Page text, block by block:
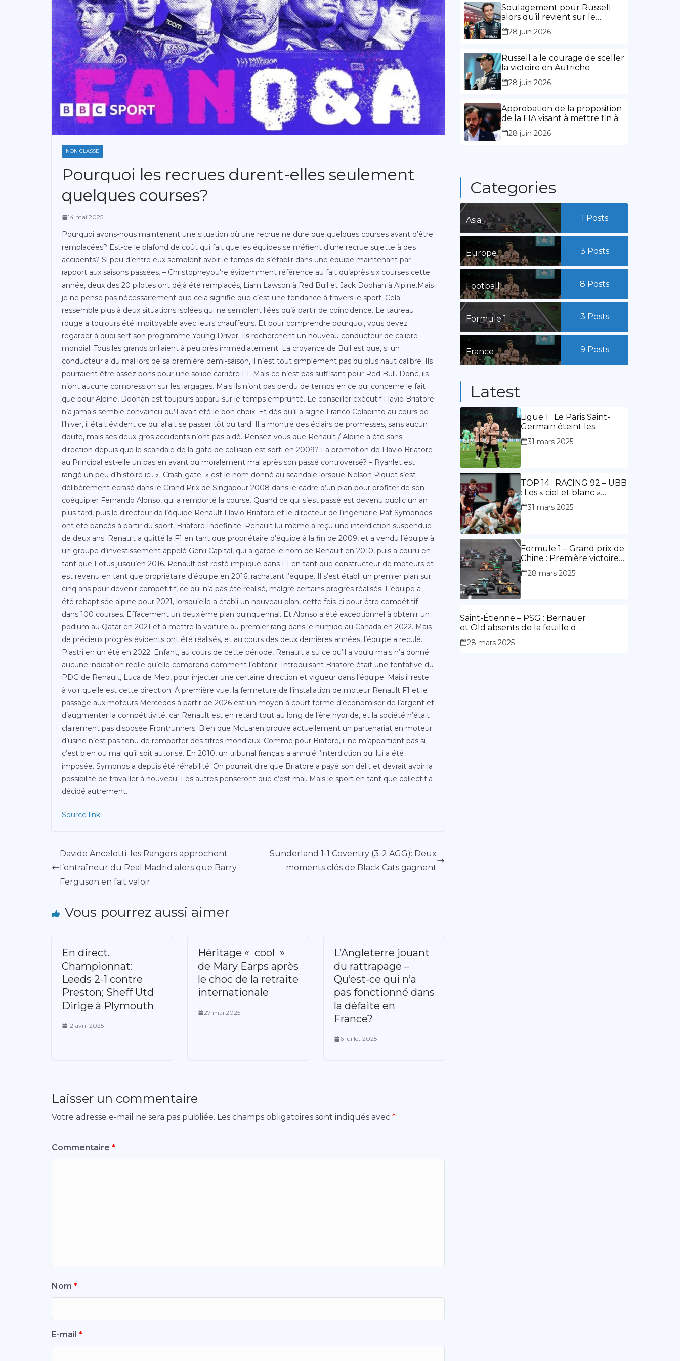
NON CLASSÉ
Pourquoi les recrues durent-elles seulement
quelques courses?
14 mai 2025
Pourquoi avons-nous maintenant une situation où une recrue ne dure que quelques courses avant d’être
remplacées? Est-ce le plafond de coût qui fait que les équipes se méfient d’une recrue sujette à des
accidents? Si peu d’entre eux semblent avoir le temps de s’établir dans une équipe maintenant par
rapport aux saisons passées. – Christopheyou’re évidemment référence au fait qu’après six courses cette
année, deux des 20 pilotes ont déjà été remplacés, Liam Lawson à Red Bull et Jack Doohan à Alpine.Mais
je ne pense pas nécessairement que cela signifie que c’est une tendance à travers le sport. Cela
ressemble plus à deux situations isolées qui ne semblent liées qu’à partir de coïncidence. Le taureau
rouge a toujours été impitoyable avec leurs chauffeurs. Et pour comprendre pourquoi, vous devez
regarder à quoi sert son programme Young Driver. Ils recherchent un nouveau conducteur de calibre
mondial. Tous les grands brillaient à peu près immédiatement. La croyance de Bull est que, si un
conducteur a du mal lors de sa première demi-saison, il n’est tout simplement pas du plus haut calibre. Ils
pourraient être assez bons pour une solide carrière F1. Mais ce n’est pas suffisant pour Red Bull. Donc, ils
n’ont aucune compression sur les largages. Mais ils n’ont pas perdu de temps en ce qui concerne le fait
que pour Alpine, Doohan est toujours apparu sur le temps emprunté. Le conseiller exécutif Flavio Briatore
n’a jamais semblé convaincu qu’il avait été le bon choix. Et dès qu’il a signé Franco Colapinto au cours de
l’hiver, il était évident ce qui allait se passer tôt ou tard. Il a montré des éclairs de promesses, sans aucun
doute, mais ses deux gros accidents n’ont pas aidé. Pensez-vous que Renault / Alpine a été sans
direction depuis que le scandale de la gate de collision est sorti en 2009? La promotion de Flavio Briatore
au Principal est-elle un pas en avant ou moralement mal après son passé controversé? – Ryanlet est
rangé un peu d’histoire ici. « Crash-gate » est le nom donné au scandale lorsque Nelson Piquet s’est
délibérément écrasé dans le Grand Prix de Singapour 2008 dans le cadre d’un plan pour profiter de son
coéquipier Fernando Alonso, qui a remporté la course. Quand ce qui s’est passé est devenu public un an
plus tard, puis le directeur de l’équipe Renault Flavio Briatore et le directeur de l’ingénierie Pat Symondes
ont été bancés à partir du sport, Briatore Indefinite. Renault lui-même a reçu une interdiction suspendue
de deux ans. Renault a quitté la F1 en tant que propriétaire d’équipe à la fin de 2009, et a vendu l’équipe à
un groupe d’investissement appelé Genii Capital, qui a gardé le nom de Renault en 2010, puis a couru en
tant que Lotus jusqu’en 2016. Renault est resté impliqué dans F1 en tant que constructeur de moteurs et
est revenu en tant que propriétaire d’équipe en 2016, rachatant l’équipe. Il s’est établi un premier plan sur
cinq ans pour devenir compétitif, ce qui n’a pas été réalisé, malgré certains progrès réalisés. L’équipe a
été rebaptisée alpine pour 2021, lorsqu’elle a établi un nouveau plan, cette fois-ci pour être compétitif
dans 100 courses. Effacement un deuxième plan quinquennal. Et Alonso a été exceptionnel à obtenir un
podium au Qatar en 2021 et à mettre la voiture au premier rang dans le humide au Canada en 2022. Mais
de précieux progrès évidents ont été réalisés, et au cours des deux dernières années, l’équipe a reculé.
Piastri en un été en 2022. Enfant, au cours de cette période, Renault a su ce qu’il a voulu mais n’a donné
aucune indication réelle qu’elle comprend comment l’obtenir. Introduisant Briatore était une tentative du
PDG de Renault, Luca de Meo, pour injecter une certaine direction et vigueur dans l’équipe. Mais il reste
à voir quelle est cette direction. À première vue, la fermeture de l’installation de moteur Renault F1 et le
passage aux moteurs Mercedes à partir de 2026 est un moyen à court terme d’économiser de l’argent et
d’augmenter la compétitivité, car Renault est en retard tout au long de l’ère hybride, et la société n’était
clairement pas disposée Frontrunners. Bien que McLaren prouve actuellement un partenariat en moteur
d’usine n’est pas tenu de remporter des titres mondiaux. Comme pour Biatore, il ne m’appartient pas si
c’est bien ou mal qu’il soit autorisé. En 2010, un tribunal français a annulé l’interdiction qui lui a été
imposée. Symonds a depuis été réhabilité. On pourrait dire que Briatore a payé son délit et devrait avoir la
possibilité de travailler à nouveau. Les autres penseront que c’est mal. Mais le sport en tant que collectif a
décidé autrement.
Source link
Davide Ancelotti: les Rangers approchent
l’entraîneur du Real Madrid alors que Barry
Ferguson en fait valoir
Sunderland 1-1 Coventry (3-2 AGG): Deux
moments clés de Black Cats gagnent
Vous pourrez aussi aimer
En direct.
Championnat:
Leeds 2-1 contre
Preston; Sheff Utd
Dirige à Plymouth
12 avril 2025
Héritage « cool »
de Mary Earps après
le choc de la retraite
internationale
27 mai 2025
L’Angleterre jouant
du rattrapage –
Qu’est-ce qui n’a
pas fonctionné dans
la défaite en
France?
6 juillet 2025
Laisser un commentaire
Votre adresse e-mail ne sera pas publiée. Les champs obligatoires sont indiqués avec *
Commentaire *
Nom *
E-mail *
l’expérience »
Soulagement pour Russell
alors qu’il revient sur le
chemin de la victoire
28 juin 2026
Russell a le courage de sceller
la victoire en Autriche
28 juin 2026
Approbation de la proposition
de la FIA visant à mettre fin à
la limitation des mandats de
présidence
28 juin 2026
Categories
Asia 1 Posts
Europe 3 Posts
Football 8 Posts
Formule 1 3 Posts
France 9 Posts
Latest
Ligue 1 : Le Paris Saint-
Germain éteint les
lumières du stade
Geoffroy Guichard. Stassin
31 mars 2025
TOP 14 : RACING 92 – UBB
: Les « ciel et blanc »
renouent avec la victoire
31 mars 2025
Formule 1 – Grand prix de
Chine : Première victoire
d’Hamilton en Rouge,
l’Aston Martin d’Alonso fait
28 mars 2025
Saint-Étienne – PSG : Bernauer
et Old absents de la feuille de
match.
28 mars 2025